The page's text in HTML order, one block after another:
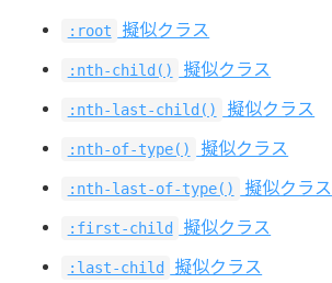
:root 擬似クラス
:nth-child() 擬似クラス
:nth-last-child() 擬似クラス
:nth-of-type() 擬似クラス
:nth-last-of-type() 擬似クラス
:first-child 擬似クラス
:last-child 擬似クラス